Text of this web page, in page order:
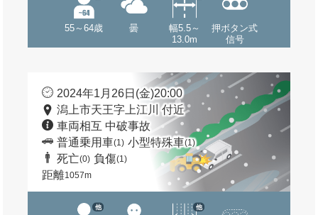
55～64歳 曇
幅5.5～
13.0m
押ボタン式
信号
2024年1月26日(金)20:00
潟上市天王字上江川 付近
車両相互 中破事故
普通乗用車(1) 小型特殊車(1)
死亡(0) 負傷(1)
距離1057m
他 他